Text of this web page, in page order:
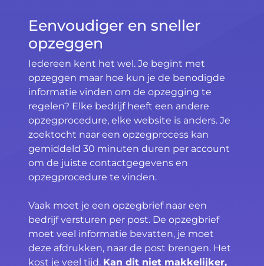
Eenvoudiger en sneller
opzeggen
Iedereen kent het wel. Je begint met
opzeggen maar hoe kun je de benodigde
informatie vinden om de opzegging te
regelen? Elke bedrijf heeft een andere
opzegprocedure, elke website is anders. Je
zoektocht naar een opzegprocess kan
gemiddeld 30 minuten duren per account
om de juiste contactgegevens en
opzegprocedure te vinden.
Vaak moet je een opzegbrief naar een
bedrijf versturen per post. De opzegbrief
moet veel informatie bevatten, je moet
deze afdrukken, naar de post brengen. Het
kost je veel tijd. Kan dit niet makkelijker,